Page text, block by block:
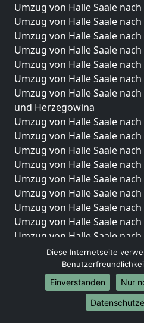
Umzug von Halle Saale
Umzug von Halle Saale
Umzug von Halle Saale
Umzug von Halle Saale
Umzug von Halle Saale
Umzug von Halle Saale
Umzug von Halle Saale
und Herzegowina
Umzug von Halle Saale
Umzug von Halle Saale
Umzug von Halle Saale
Umzug von Halle Saale
Umzug von Halle Saale
Umzug von Halle Saale
Umzug von Halle Saale
Umzug von Halle Saale
Umzug von Halle Saale
Umzug von Halle Saale
Umzug von Halle Saale
Umzug von Halle Saale
Umzug von Halle Saale
Diese Internetseite
Einverstanden
Nur